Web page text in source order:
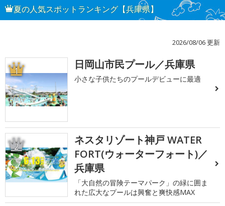
夏の人気スポットランキング【兵庫県】
2026/08/06 更新
1 日岡山市民プール／兵庫県
小さな子供たちのプールデビューに最適
2
ネスタリゾート神戸 WATER
FORT(ウォーターフォート)／
兵庫県
「大自然の冒険テーマパーク」の緑に囲ま
れた広大なプールは興奮と爽快感MAX